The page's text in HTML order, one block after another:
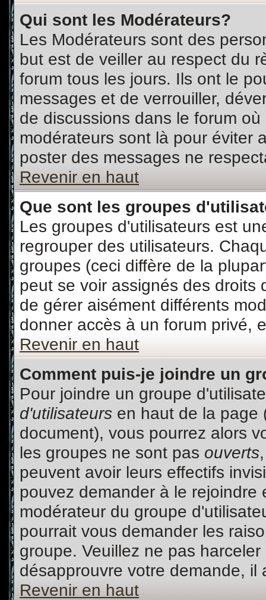
Qui sont les Modérateurs?
Les Modérateurs sont des
but est de veiller au respect du
forum tous les jours. Ils ont le
messages et de verrouiller,
de discussions dans le forum
modérateurs sont là pour éviter
poster des messages ne
Revenir en haut
Que sont les groupes
Les groupes d'utilisateurs est
regrouper des utilisateurs.
groupes (ceci diffère de la
peut se voir assignés des droits
de gérer aisément différents
donner accès à un forum privé,
Revenir en haut
Comment puis-je joindre un
Pour joindre un groupe
d'utilisateurs en haut de la page
document), vous pourrez alors
les groupes ne sont pas ouverts
peuvent avoir leurs effectifs
pouvez demander à le
modérateur du groupe
pourrait vous demander les
groupe. Veuillez ne pas
désapprouvre votre demande, il
Revenir en haut